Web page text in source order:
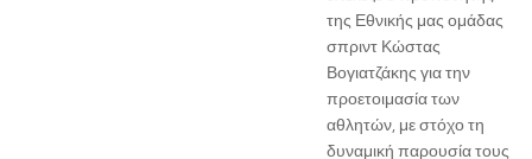
της Εθνικής μας ομάδας
σπριντ Κώστας
Βογιατζάκης για την
προετοιμασία των
αθλητών, με στόχο τη
δυναμική παρουσία τους